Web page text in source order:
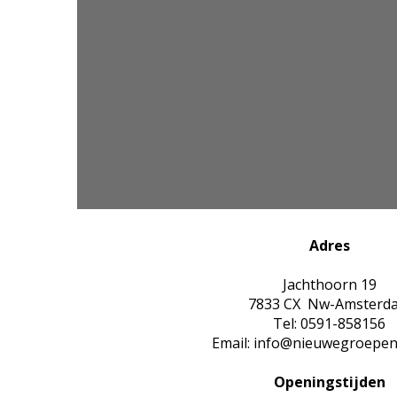
Adres
Jachthoorn 19
7833 CX Nw-
Tel: 0591-858156
Email:
Openingstijden